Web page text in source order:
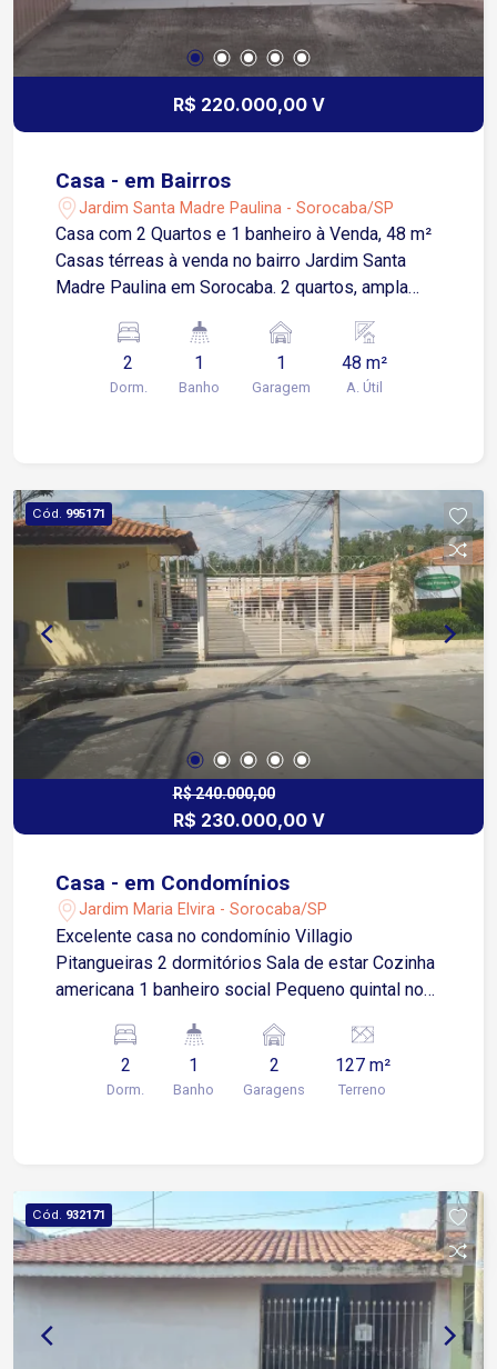
R$ 220.000,00 V
Casa - em Bairros
Jardim Santa Madre Paulina - Sorocaba/SP
Casa com 2 Quartos e 1 banheiro à Venda, 48 m²
Casas térreas à venda no bairro Jardim Santa
Madre Paulina em Sorocaba. 2 quartos, ampla
1 vaga de garagem. Piso porcelanato, bancadas
em granito e janelas de alumínio. Ótima
localização, bairro com fácil acesso à avenida
2
Dorm.
1
Banho
1
Garagem
48 m²
A. Útil
Cód. 995171
R$ 240.000,00
R$ 230.000,00 V
Casa - em Condomínios
Jardim Maria Elvira - Sorocaba/SP
Excelente casa no condomínio Villagio
Pitangueiras 2 dormitórios Sala de estar Cozinha
americana 1 banheiro social Pequeno quintal nos
cobertas
2
Dorm.
1
Banho
2
Garagens
127 m²
Terreno
Cód. 932171